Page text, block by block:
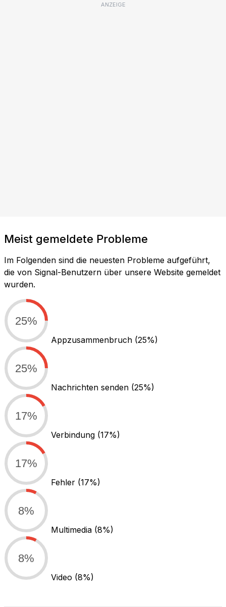
ANZEIGE
Meist gemeldete Probleme
Im Folgenden sind die neuesten Probleme aufgeführt,
die von Signal-Benutzern über unsere Website gemeldet
wurden.
25%
Appzusammenbruch (25%)
25%
Nachrichten senden (25%)
17%
Verbindung (17%)
17%
Fehler (17%)
8%
Multimedia (8%)
8%
Video (8%)